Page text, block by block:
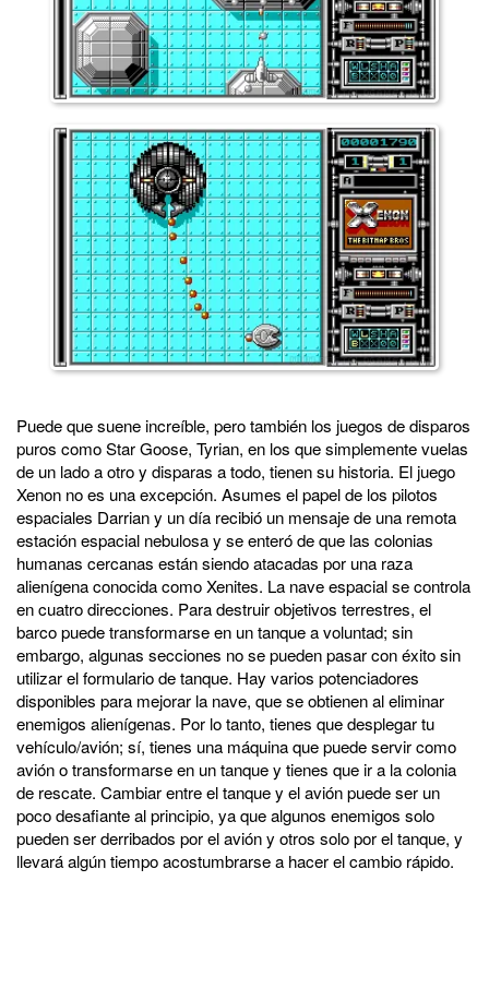
Puede que suene increíble, pero también los juegos de disparos
puros como Star Goose, Tyrian, en los que simplemente vuelas
de un lado a otro y disparas a todo, tienen su historia. El juego
Xenon no es una excepción. Asumes el papel de los pilotos
espaciales Darrian y un día recibió un mensaje de una remota
estación espacial nebulosa y se enteró de que las colonias
humanas cercanas están siendo atacadas por una raza
alienígena conocida como Xenites. La nave espacial se controla
en cuatro direcciones. Para destruir objetivos terrestres, el
barco puede transformarse en un tanque a voluntad; sin
embargo, algunas secciones no se pueden pasar con éxito sin
utilizar el formulario de tanque. Hay varios potenciadores
disponibles para mejorar la nave, que se obtienen al eliminar
enemigos alienígenas. Por lo tanto, tienes que desplegar tu
vehículo/avión; sí, tienes una máquina que puede servir como
avión o transformarse en un tanque y tienes que ir a la colonia
de rescate. Cambiar entre el tanque y el avión puede ser un
poco desafiante al principio, ya que algunos enemigos solo
pueden ser derribados por el avión y otros solo por el tanque, y
llevará algún tiempo acostumbrarse a hacer el cambio rápido.